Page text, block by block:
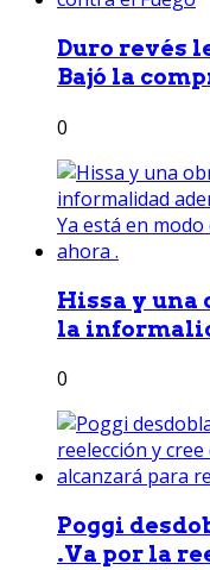
Duro revés
Bajó la
0
Hissa y una
la
0
Poggi
.Va por la